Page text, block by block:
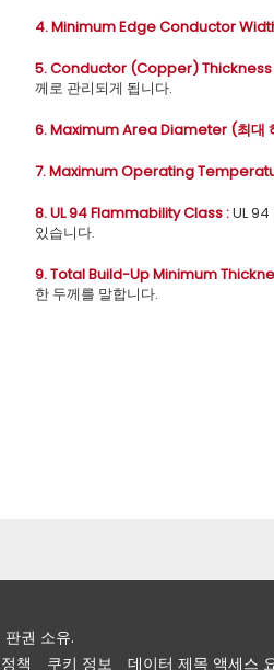
4. Minimum Edge Conductor
5. Conductor (Copper) Thickness
께로 관리되게 됩니다.
6. Maximum Area Diameter (최대
7. Maximum Operating
8. UL 94 Flammability Class :UL 94
있습니다.
9. Total Build-Up Minimum
한 두께를 말합니다.
권 소유.
책 쿠키 정보 데이터 제목 액세스